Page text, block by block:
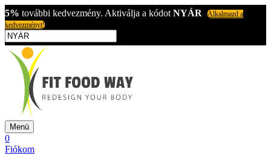
5% további kedvezmény. Aktiválja a kódot NYÁR
Alkalmazd a
kedvezményt!
Menü
0
Fiókom